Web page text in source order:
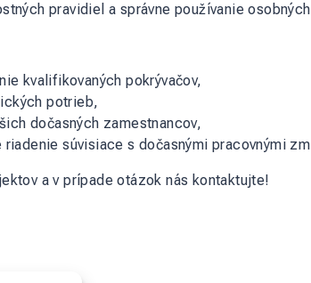
pravidiel a správne používanie
kvalifikovaných pokrývačov,
potrieb,
dočasných zamestnancov,
súvisiace s dočasnými pracovnými
a v prípade otázoknás kontaktujte!